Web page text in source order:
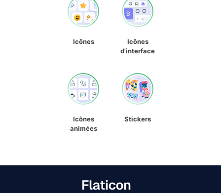
Icônes
Icônes
d'interface
Icônes
animées
Stickers